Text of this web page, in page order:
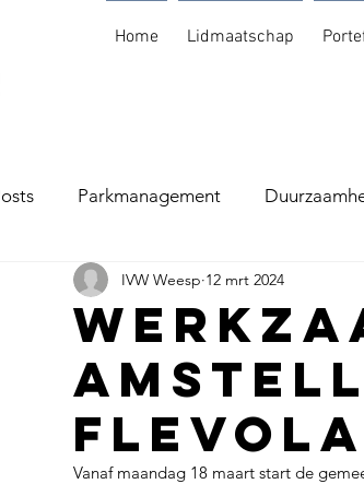
Home Lidmaatschap
Parkmanagement
Scholing en ArbeidIVW Weesp 12 mrt 2024
Vanaf maandag 18 maart start de